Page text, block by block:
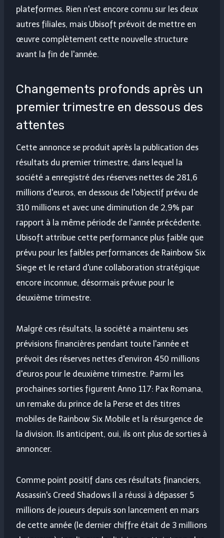
plateformes. Rien n'est encore connu sur les deux
autres filiales, mais Ubisoft prévoit de mettre en
œuvre complètement cette nouvelle structure
avant la fin de l'année.
Changements profonds après un
premier trimestre en dessous des
attentes
Cette annonce se produit après la publication des
résultats du premier trimestre, dans lequel la
société a enregistré des réserves nettes de 281,6
millions d'euros, en dessous de l'objectif prévu de
310 millions et avec une diminution de 2,9% par
rapport à la même période de l'année précédente.
Ubisoft attribue cette performance plus faible que
prévu pour les faibles performances de Rainbow Six
Siege et le retard d'une collaboration stratégique
encore inconnue, désormais prévue pour le
deuxième trimestre.
Malgré ces résultats, la société a maintenu ses
prévisions financières pendant toute l'année et
prévoit des réserves nettes d'environ 450 millions
d'euros pour le deuxième trimestre. Parmi les
prochaines sorties figurent Anno 117: Pax Romana,
un remake du prince de la Perse et des titres
mobiles de Rainbow Six Mobile et la résurgence de
la division. Ils anticipent, oui, ils ont plus de sorties à
annoncer.
Comme point positif dans ces résultats financiers,
Assassin's Creed Shadows Il a réussi à dépasser 5
millions de joueurs depuis son lancement en mars
de cette année (le dernier chiffre était de 3 millions